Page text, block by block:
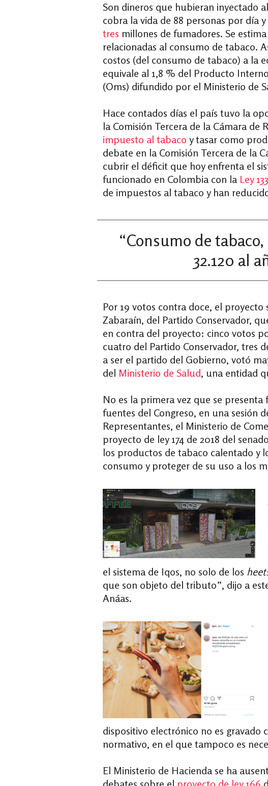
Son dineros que hubieran inyectado
cobra la vida de 88 personas por día y
tres millones de fumadores. Se
relacionadas al consumo de tabaco.
costos (del consumo de tabaco) a la
equivale al 1,8 % del Producto
(Oms) difundido por el Ministerio de
Hace contados días el país tuvo la
la Comisión Tercera de la Cámara de
impuesto al tabaco y tasar como
debate en la Comisión Tercera de la
cubrir el déficit que hoy enfrenta el
funcionado en Colombia con la Ley
de impuestos al tabaco y han
“Consumo de
32.120 al
Por 19 votos contra doce, el
Zabaraín, del Partido Conservador,
en contra del proyecto: cinco votos
cuatro del Partido Conservador, tres
a ser el partido del Gobierno, votó
del Ministerio de Salud, una entidad
No es la primera vez que se
fuentes del Congreso, en una sesión
Representantes, el Ministerio de
proyecto de ley 174 de 2018 del
los productos de tabaco calentado y
consumo y proteger de su uso a los
el sistema de Iqos, no solo de los
que son objeto del tributo”, dijo a
Anáas.
dispositivo electrónico no es
normativo, en el que tampoco es
El Ministerio de Hacienda se ha